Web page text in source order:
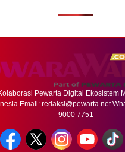
Pewarta Digital Ekosistem
Email: redaksi@pewarta.net
9000 7751